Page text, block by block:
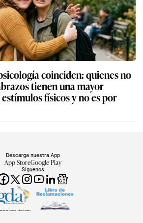
coinciden: quienes no
tienen una mayor
físicos y no es por
Síguenos
Descarga nuestra App
App StoreGoogle Play
del Grupo de Diarios América